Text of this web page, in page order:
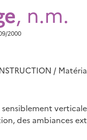
, n.m.
2000
/
des ambiances